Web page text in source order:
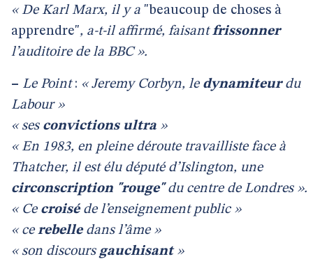
« De Karl Marx, il y a "beaucoup de choses à
apprendre", a-t-il affirmé, faisantfrissonner
l’auditoire de la BBC ».
– Le Point: « Jeremy Corbyn, le dynamiteurdu
Labour »
« ses convictions ultra »
« En 1983, en pleine déroute travailliste face à
Thatcher, il est élu député d’Islington, une
circonscription "rouge"du centre de Londres ».
« Ce croiséde l’enseignement public »
« ce rebelledans l’âme »
« son discours gauchisant»